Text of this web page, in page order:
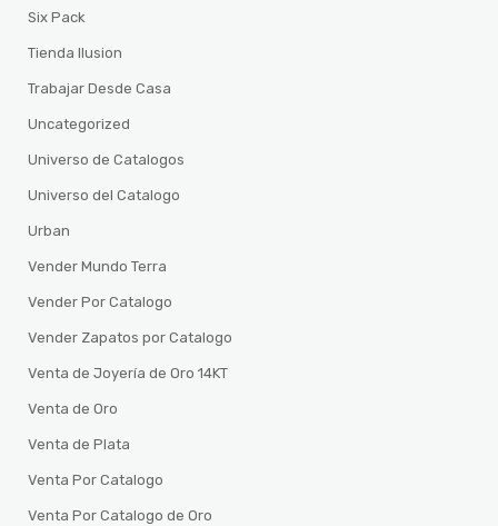
Six Pack
Tienda Ilusion
Trabajar Desde Casa
Uncategorized
Universo de Catalogos
Universo del Catalogo
Urban
Vender Mundo Terra
Vender Por Catalogo
Vender Zapatos por Catalogo
Venta de Joyería de Oro 14KT
Venta de Oro
Venta de Plata
Venta Por Catalogo
Venta Por Catalogo de Oro